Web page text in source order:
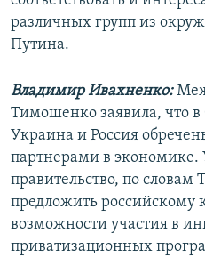
различных групп из
Путина.
Владимир Ивахненко:
Тимошенко заявила, что
Украина и Россия
партнерами в экономике.
правительство, по
предложить российскому
возможности участия в
приватизационных